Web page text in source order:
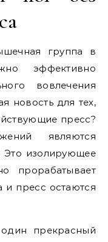
группа в
эффективно
вовлечения
новость для тех,
пресс?
являются
Это изолирующее
прорабатывает
и пресс остаются
прекрасный